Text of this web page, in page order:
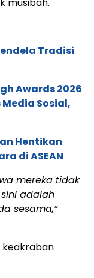
Tradisi
Awards 2026
Sosial,
Hentikan
di ASEAN
mereka tidak
sini adalah
sesama,”
keakraban